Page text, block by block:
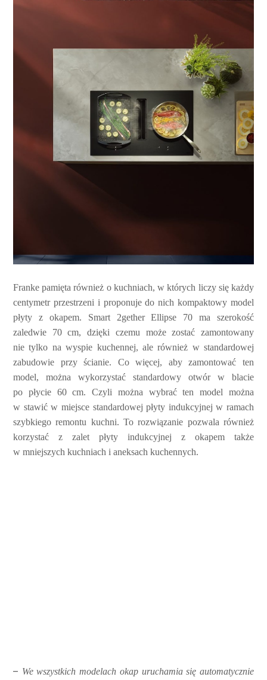
Franke pamięta również o kuchniach, w których liczy się każdy
centymetr przestrzeni i proponuje do nich kompaktowy model
płyty z okapem. Smart 2gether Ellipse 70 ma szerokość
zaledwie 70 cm, dzięki czemu może zostać zamontowany
nie tylko na wyspie kuchennej, ale również w standardowej
zabudowie przy ścianie. Co więcej, aby zamontować ten
model, można wykorzystać standardowy otwór w blacie
po płycie 60 cm. Czyli można wybrać ten model można
w stawić w miejsce standardowej płyty indukcyjnej w ramach
szybkiego remontu kuchni. To rozwiązanie pozwala również
korzystać z zalet płyty indukcyjnej z okapem także
w mniejszych kuchniach i aneksach kuchennych.
– We wszystkich modelach okap uruchamia się automatycznie